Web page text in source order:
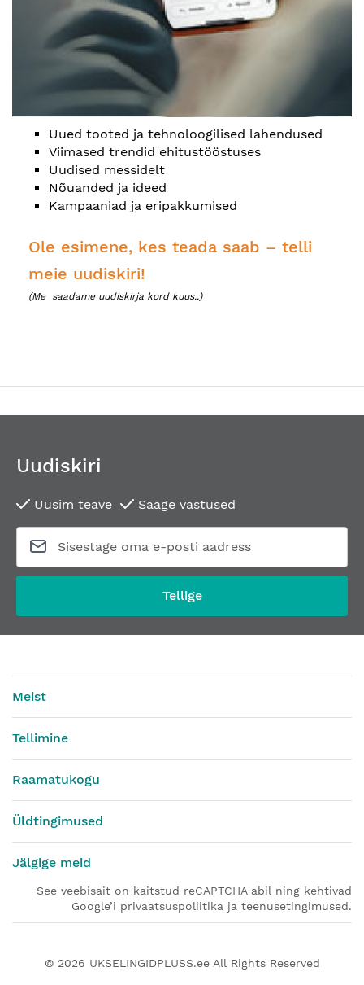
Uued tooted ja tehnoloogilised lahendused
Viimased trendid ehitustööstuses
Uudised messidelt
Nõuanded ja ideed
Kampaaniad ja eripakkumised
Ole esimene, kes teada saab – telli
meie uudiskiri!
(Me saadame uudiskirja kord kuus..)
Uudiskiri
Uusim teave Saage vastused
Tellige
Meist
Tellimine
Raamatukogu
Üldtingimused
Jälgige meid
See veebisait on kaitstud reCAPTCHA abil ning kehtivad
Google’i privaatsuspoliitika ja teenusetingimused.
© 2026 UKSELINGIDPLUSS.eeAll Rights Reserved